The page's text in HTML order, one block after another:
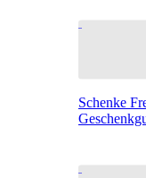
Schenke